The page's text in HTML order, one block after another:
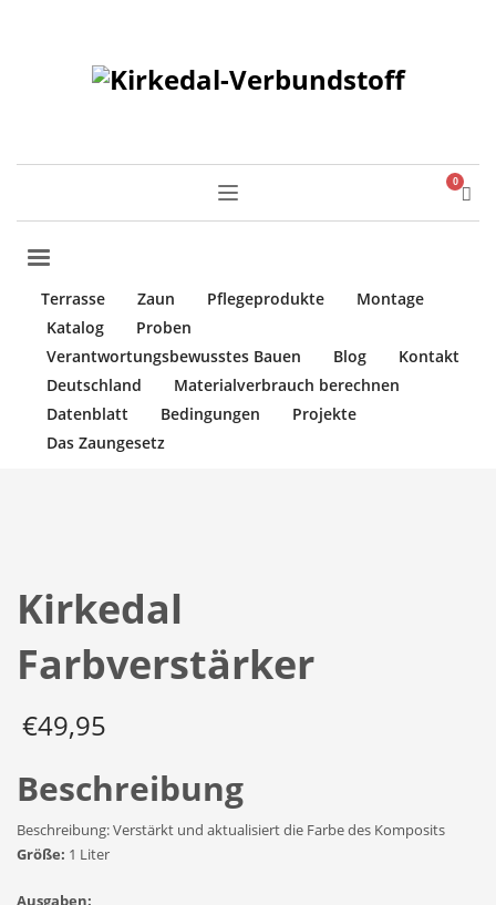
Terrasse Zaun Pflegeprodukte
Montage
Katalog
Proben
Verantwortungsbewusstes Bauen
Blog
Kontakt
Deutschland
Materialverbrauch berechnen
Datenblatt
Bedingungen
Projekte
Das Zaungesetz
Kirkedal
Farbverstärker
€49,95
Beschreibung
Beschreibung: Verstärkt und aktualisiert die Farbe des Komposits
Größe: 1 Liter
Ausgaben: